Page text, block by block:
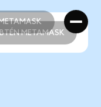
METAMASK